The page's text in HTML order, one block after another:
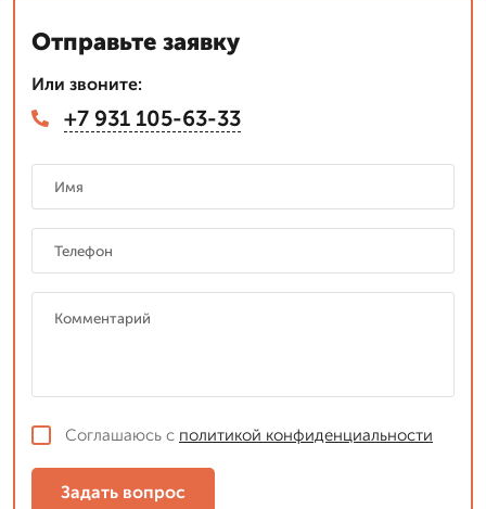
Отправьте заявку
Или звоните:
+7 931 105-63-33
Соглашаюсь с политикой конфиденциальности
Задать вопрос